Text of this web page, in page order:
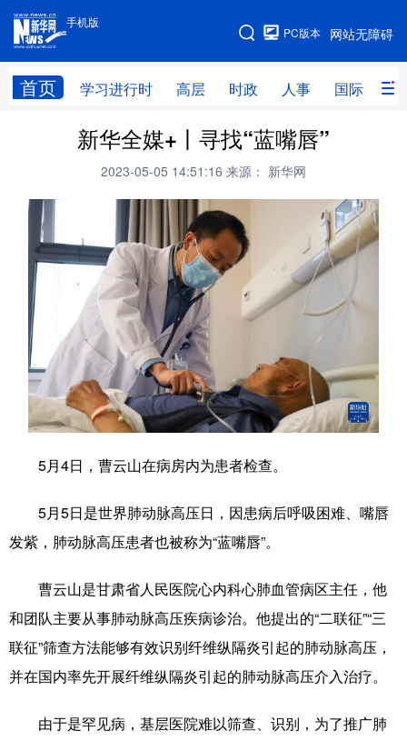
手机版
网站无障碍
PC版本
首页 学习进行时 高层 时政 人事 国际 财
手机版
网站地图
学习进行时 高层 时政
财经 网评
台湾 思客智库 全球连线 教育
科技 科创 量子 体育
书画 健康 军事
访谈 视频 图片
法律 中央文件 金融 汽车
食品 人居 信息化 数字经济
彩票 娱乐 时尚 悦读
文化产业
地方频道
新华全媒+丨寻找“蓝嘴唇”
2023-05-05 14:51:16 来源： 新华网
5月4日，曹云山在病房内为患者检查。
5月5日是世界肺动脉高压日，因患病后呼吸困难、嘴唇
发紫，肺动脉高压患者也被称为“蓝嘴唇”。
曹云山是甘肃省人民医院心内科心肺血管病区主任，他
和团队主要从事肺动脉高压疾病诊治。他提出的“二联征”“三
联征”筛查方法能够有效识别纤维纵隔炎引起的肺动脉高压，
并在国内率先开展纤维纵隔炎引起的肺动脉高压介入治疗。
由于是罕见病，基层医院难以筛查、识别，为了推广肺